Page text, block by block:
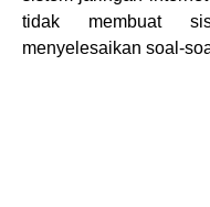
tidak membuat
menyelesaikan soal-